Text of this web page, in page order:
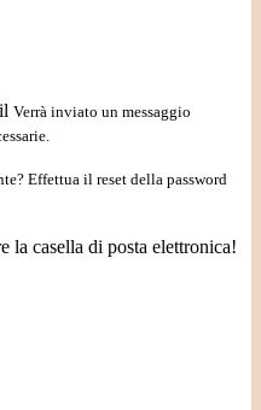
Verrà inviato un messaggio
Effettua il reset della password
la casella di posta elettronica!